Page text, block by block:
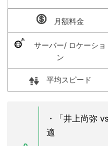
月額料金
サーバー/ ロケーショ
ン
平均スピード
・「井上尚弥
適